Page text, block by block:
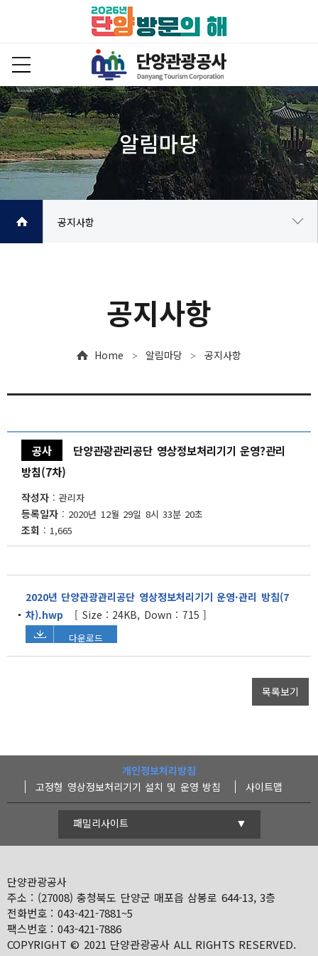
공지사항
인권침해 구제절차
공지사항
Home > 알림마당 > 공지사항
공사
단양관광관리공단 영상정보처리기기 운영?관리
방침(7차)
작성자 관리자
등록일자 2020년 12월 29일 8시 33분 20초
조회 1,665
2020년 단양관광관리공단 영상정보처리기기 운영·관리 방침(7
차).hwp [ Size : 24KB, Down : 715 ]
다운로드
목록보기
개인정보처리방침
고정형 영상정보처리기기 설치 및 운영 방침
사이트맵
패밀리사이트
단양군청
단양관광공사
주소 : (27008) 충청북도 단양군 매포읍 삼봉로 644-13, 3층
전화번호 : 043-421-7881~5
팩스번호 : 043-421-7886
COPYRIGHT © 2021 단양관광공사 ALL RIGHTS RESERVED.